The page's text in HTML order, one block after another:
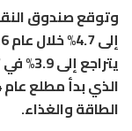
وتوقع صندوق
الطاقة والغذاء.